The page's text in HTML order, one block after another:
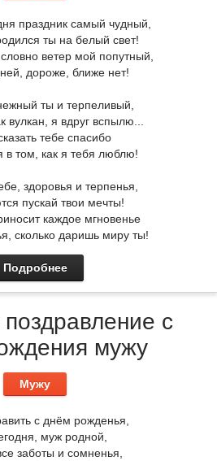
праздник самый чудный,
ты на белый свет!
ветер мой попутный,
дороже, ближе нет!
ты и терпеливый,
вулкан, я вдруг вспылю...
тебе спасибо
в том, как я тебя люблю!
здоровья и терпенья,
пускай твои мечты!
каждое мгновенье
сколько даришь миру ты!
Подробнее
с
мужу
Мужу
с днём рожденья,
муж родной,
заботы и сомненья,